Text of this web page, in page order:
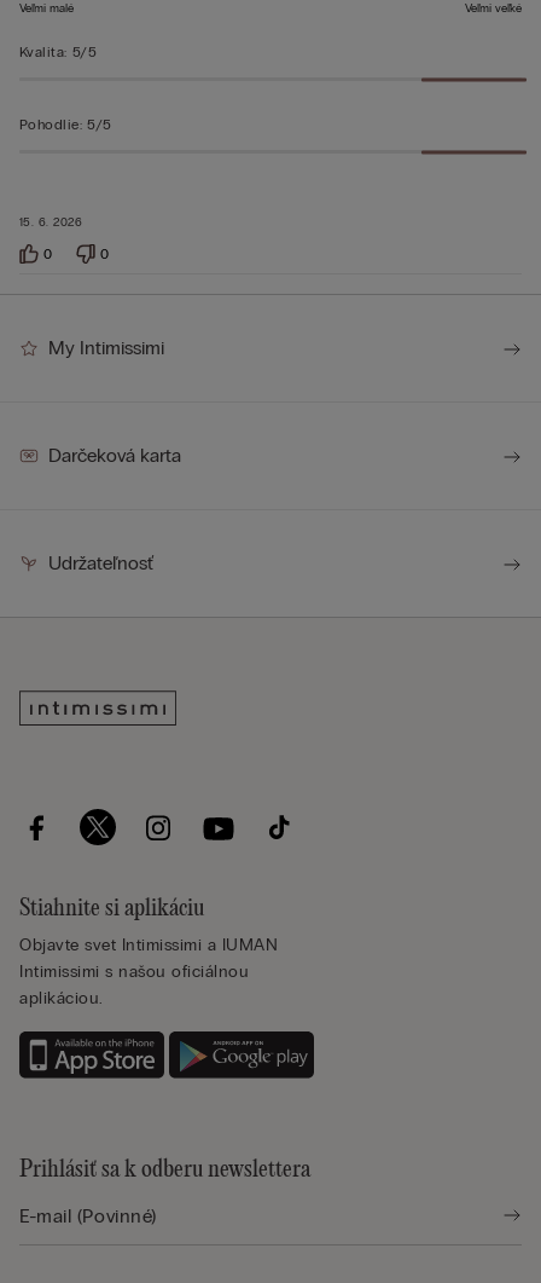
15. 6. 2026
Veľmi malé Veľmi veľké
Kvalita: 5/5
Pohodlie: 5/5
0 0
My Intimissimi
Darčeková karta
Udržateľnosť
Stiahnite si aplikáciu
Objavte svet Intimissimi a IUMAN
Intimissimi s našou oficiálnou
aplikáciou.
Prihlásiť sa k odberu newslettera